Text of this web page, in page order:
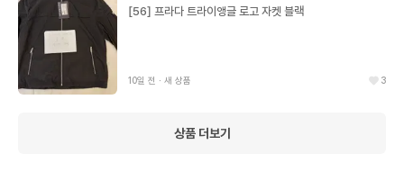
[56] 프라다 트라이앵글 로고 자켓 블랙
10일 전 ∙ 새 상품 3
상품 더보기